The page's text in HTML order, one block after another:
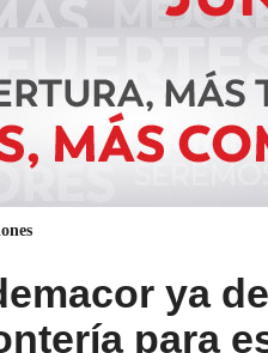
ya
para